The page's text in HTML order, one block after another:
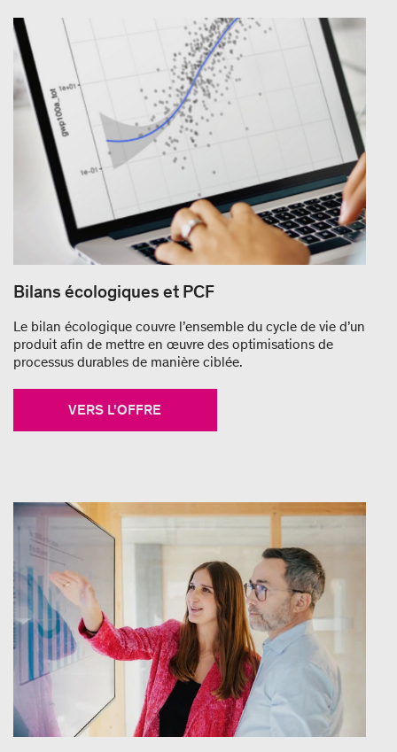
Bilans écologiques et PCF
Le bilan écologique couvre l’ensemble du cycle de vie d’un
produit afin de mettre en œuvre des optimisations de
processus durables de manière ciblée.
VERS L'OFFRE